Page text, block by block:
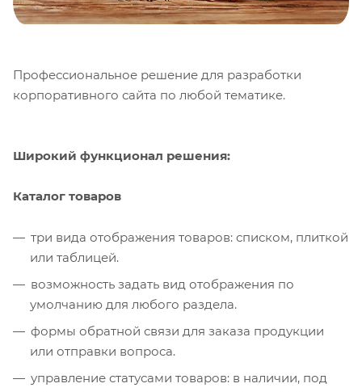
Профессиональное решение для разработки
корпоративного сайта по любой тематике.
Широкий функционал решения:
Каталог товаров
три вида отображения товаров: списком, плиткой
или таблицей.
возможность задать вид отображения по
умолчанию для любого раздела.
формы обратной связи для заказа продукции
или отправки вопроса.
управление статусами товаров: в наличии, под